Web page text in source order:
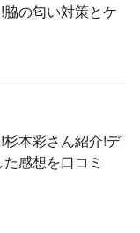
の匂い対策とケ
本彩さん紹介!デ
感想を口コミ